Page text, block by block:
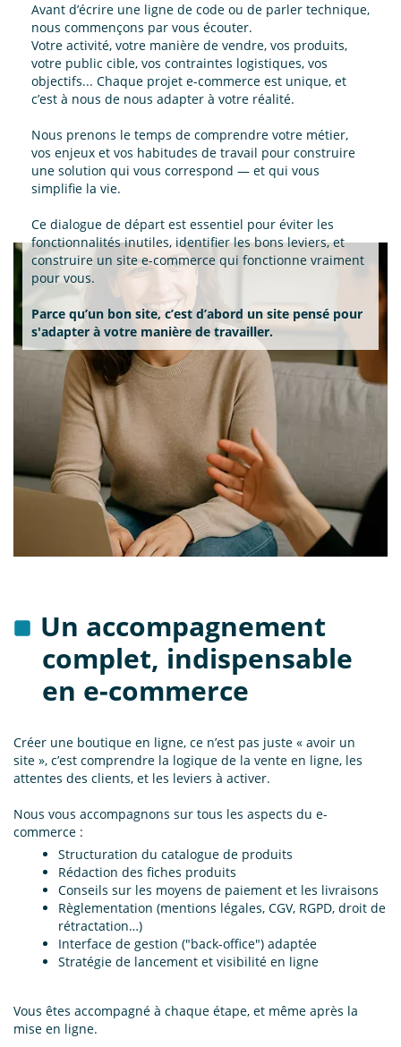
Avant d’écrire une ligne de code ou de parler technique,
nous commençons par vous écouter.
Votre activité, votre manière de vendre, vos produits,
votre public cible, vos contraintes logistiques, vos
objectifs... Chaque projet e-commerce est unique, et
c’est à nous de nous adapter à votre réalité.
Nous prenons le temps de comprendre votre métier,
vos enjeux et vos habitudes de travail pour construire
une solution qui vous correspond — et qui vous
simplifie la vie.
Ce dialogue de départ est essentiel pour éviter les
fonctionnalités inutiles, identifier les bons leviers, et
construire un site e-commerce qui fonctionne vraiment
pour vous.
Parce qu’un bon site, c’est d’abord un site pensé pour
s'adapter à votre manière de travailler.
Un accompagnement
complet, indispensable
en e-commerce
Créer une boutique en ligne, ce n’est pas juste « avoir un
site », c’est comprendre la logique de la vente en ligne, les
attentes des clients, et les leviers à activer.
Nous vous accompagnons sur tous les aspects du e-
commerce :
Structuration du catalogue de produits
Rédaction des fiches produits
Conseils sur les moyens de paiement et les livraisons
Règlementation (mentions légales, CGV, RGPD, droit de
rétractation…)
Interface de gestion ("back-office") adaptée
Stratégie de lancement et visibilité en ligne
Vous êtes accompagné à chaque étape, et même après la
mise en ligne.